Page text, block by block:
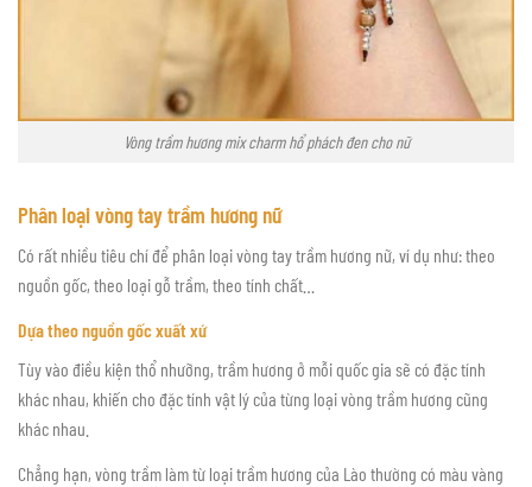
Vòng trầm hương mix charm hổ phách đen cho nữ
Phân loại vòng tay trầm hương nữ
Có rất nhiều tiêu chí để phân loại vòng tay trầm hương nữ, ví dụ như: theo
nguồn gốc, theo loại gỗ trầm, theo tính chất…
Dựa theo nguồn gốc xuất xứ
Tùy vào điều kiện thổ nhưỡng, trầm hương ở mỗi quốc gia sẽ có đặc tính
khác nhau, khiến cho đặc tính vật lý của từng loại vòng trầm hương cũng
khác nhau.
Chẳng hạn, vòng trầm làm từ loại trầm hương của Lào thường có màu vàng